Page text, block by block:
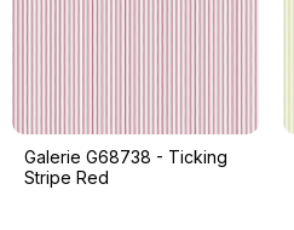
Galerie G68738 - Ticking
Stripe Red